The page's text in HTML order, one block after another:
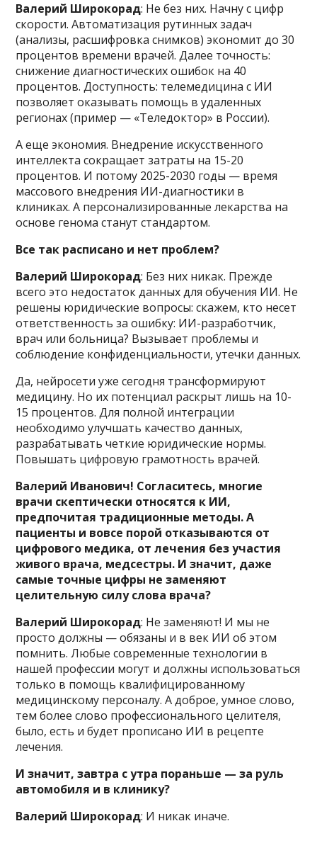
Валерий Широкорад: Не без них. Начну с цифр
скорости. Автоматизация рутинных задач
(анализы, расшифровка снимков) экономит до 30
процентов времени врачей. Далее точность:
снижение диагностических ошибок на 40
процентов. Доступность: телемедицина с ИИ
позволяет оказывать помощь в удаленных
регионах (пример — «Теледоктор» в России).
А еще экономия. Внедрение искусственного
интеллекта сокращает затраты на 15-20
процентов. И потому 2025-2030 годы — время
массового внедрения ИИ-диагностики в
клиниках. А персонализированные лекарства на
основе генома станут стандартом.
Все так расписано и нет проблем?
Валерий Широкорад: Без них никак. Прежде
всего это недостаток данных для обучения ИИ. Не
решены юридические вопросы: скажем, кто несет
ответственность за ошибку: ИИ-разработчик,
врач или больница? Вызывает проблемы и
соблюдение конфиденциальности, утечки данных.
Да, нейросети уже сегодня трансформируют
медицину. Но их потенциал раскрыт лишь на 10-
15 процентов. Для полной интеграции
необходимо улучшать качество данных,
разрабатывать четкие юридические нормы.
Повышать цифровую грамотность врачей.
Валерий Иванович! Согласитесь, многие
врачи скептически относятся к ИИ,
предпочитая традиционные методы. А
пациенты и вовсе порой отказываются от
цифрового медика, от лечения без участия
живого врача, медсестры. И значит, даже
самые точные цифры не заменяют
целительную силу слова врача?
Валерий Широкорад: Не заменяют! И мы не
просто должны — обязаны и в век ИИ об этом
помнить. Любые современные технологии в
нашей профессии могут и должны использоваться
только в помощь квалифицированному
медицинскому персоналу. А доброе, умное слово,
тем более слово профессионального целителя,
было, есть и будет прописано ИИ в рецепте
лечения.
И значит, завтра с утра пораньше — за руль
автомобиля и в клинику?
Валерий Широкорад: И никак иначе.